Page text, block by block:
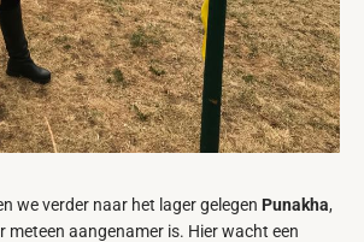
we verder naar het lager gelegen Punakha,
meteen aangenamer is. Hier wacht een